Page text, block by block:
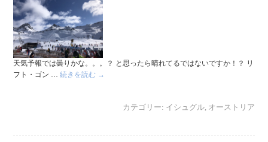
天気予報では曇りかな。。。？ と思ったら晴れてるではないですか！？ リ
フト・ゴン …続きを読む →
カテゴリー: イシュグル, オーストリア